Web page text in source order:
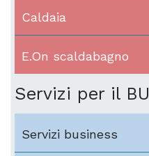
Caldaia
E.On scaldabagno
Servizi per il
Servizi business